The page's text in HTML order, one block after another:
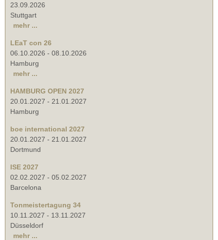
23.09.2026
Stuttgart
mehr ...
LEaT con 26
06.10.2026 - 08.10.2026
Hamburg
mehr ...
HAMBURG OPEN 2027
20.01.2027 - 21.01.2027
Hamburg
boe international 2027
20.01.2027 - 21.01.2027
Dortmund
ISE 2027
02.02.2027 - 05.02.2027
Barcelona
Tonmeistertagung 34
10.11.2027 - 13.11.2027
Düsseldorf
mehr ...